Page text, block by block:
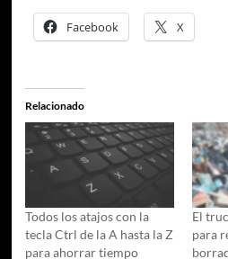
Facebook X
Relacionado
Todos los atajos con la
tecla Ctrl de la A hasta la Z
para ahorrar tiempo
El
para